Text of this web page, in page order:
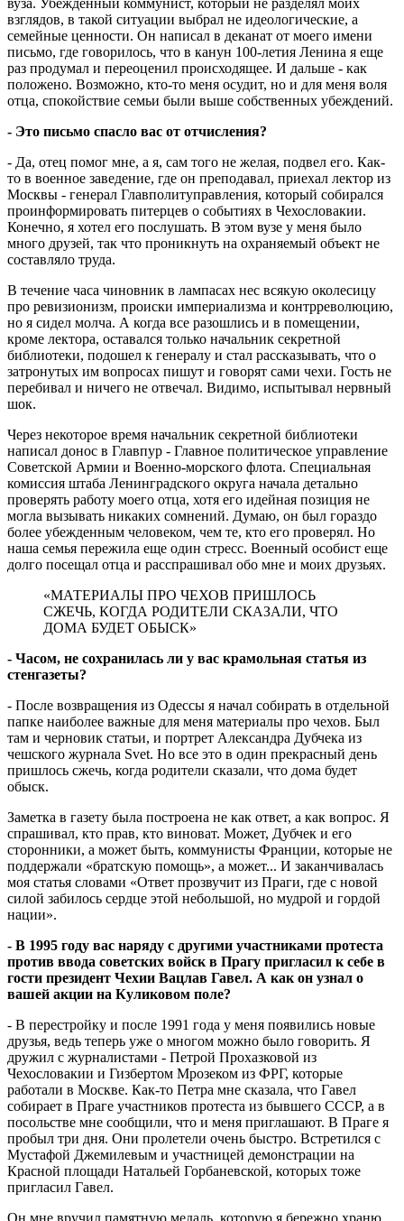
взглядов, в такой ситуации выбрал не идео­логические, а
семейные ценности. Он написал в деканат от моего имени
письмо, где говорилось, что в канун 100-летия Ленина я еще
раз продумал и переоценил происходящее. И дальше - как
положено. Возможно, кто-то меня осудит, но и для меня воля
отца, спокойствие семьи были выше собст­венных убеждений.
- Это письмо спасло вас от отчисления?
- Да, отец помог мне, а я, сам того не желая, подвел его. Как-
то в военное заведение, где он преподавал, приехал лектор из
Москвы - генерал Главполитуправления, который собирался
проинформировать питерцев о событиях в Чехословакии.
Конечно, я хотел его послушать. В этом вузе у меня было
много друзей, так что проникнуть на охраняемый объект не
составляло труда.
В течение часа чиновник в лампасах нес всякую околесицу
про ревизионизм, происки империализма и контрреволюцию,
но я сидел молча. А когда все разошлись и в помещении,
кроме лектора, оставался только начальник секретной
библиотеки, подошел к генералу и стал рассказывать, что о
затронутых им вопросах пишут и говорят сами чехи. Гость не
перебивал и ничего не отвечал. Видимо, испытывал нервный
шок.
Через некоторое время начальник секретной библиотеки
написал донос в Главпур - Главное политическое управление
Советской Армии и Военно-морского флота. Специальная
комиссия штаба Ленинградского округа начала детально
проверять работу моего отца, хотя его идейная позиция не
могла вызывать никаких сомнений. Думаю, он был гораздо
более убежденным человеком, чем те, кто его проверял. Но
наша семья пережила еще один стресс. Военный осо­бист еще
долго посещал отца и расспрашивал обо мне и моих друзьях.
«МАТЕРИАЛЫ ПРО ЧЕХОВ ПРИШЛОСЬ
СЖЕЧЬ, КОГДА РОДИТЕЛИ СКАЗАЛИ, ЧТО
ДОМА БУДЕТ ОБЫСК»
- Часом, не сохранилась ли у вас кра­мольная статья из
стенгазеты?
- После возвращения из Одессы я начал собирать в отдельной
папке наиболее важные для меня материалы про чехов. Был
там и черновик статьи, и портрет Александра Дубчека из
чешского журнала Svet. Но все это в один прекрасный день
при­шлось сжечь, когда родители сказали, что дома будет
обыск.
Заметка в газету была построена не как ответ, а как вопрос. Я
спрашивал, кто прав, кто виноват. Может, Дубчек и его
сторонники, а может быть, коммунисты Франции, которые не
поддержали «братскую помощь», а может... И заканчивалась
моя статья словами «Ответ прозвучит из Праги, где с новой
силой забилось сердце этой небольшой, но мудрой и гордой
нации».
- В 1995 году вас наряду с другими участниками протеста
против ввода советских войск в Прагу пригласил к себе в
гости президент Чехии Вацлав Гавел. А как он узнал о
вашей акции на Куликовом поле?
- В перестройку и после 1991 года у меня появились новые
друзья, ведь теперь уже о многом можно было говорить. Я
дружил с журналистами - Петрой Прохазковой из
Чехословакии и Гизбертом Мрозеком из ФРГ, которые
работали в Москве. Как-то Петра мне сказала, что Гавел
собирает в Праге участников протеста из бывшего СССР, а в
посольстве мне сообщили, что и меня приглашают. В Праге я
пробыл три дня. Они пролетели очень быстро. Встретился с
Мустафой Джемилевым и участницей демонстрации на
Красной площади Натальей Горбаневской, которых тоже
пригласил Гавел.
Он мне вручил памятную медаль, которую я бережно храню.